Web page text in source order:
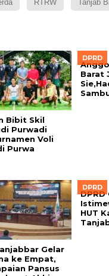
RTRW Tanjab
Bibit Skil
Purwadi
Voli
Purwa
DPRD
Barat
Gelar
ke Empat,
Pansus
DPRD
DPRD
HUT